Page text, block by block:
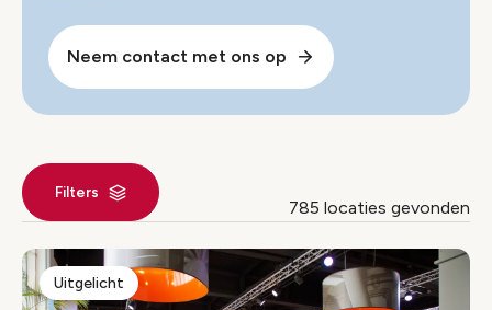
Neem contact met ons op
Filters
785 locaties gevonden
Locaties index
Uitgelicht